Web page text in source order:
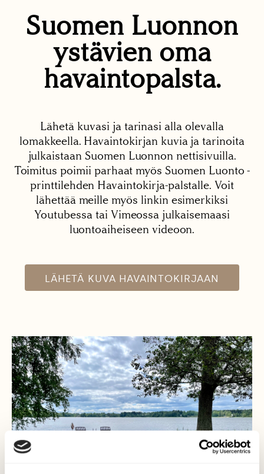
Suomen Luonnon
ystävien oma
havaintopalsta.
Lähetä kuvasi ja tarinasi alla olevalla
lomakkeella. Havaintokirjan kuvia ja tarinoita
julkaistaan Suomen Luonnon nettisivuilla.
Toimitus poimii parhaat myös Suomen Luonto -
printtilehden Havaintokirja-palstalle. Voit
lähettää meille myös linkin esimerkiksi
Youtubessa tai Vimeossa julkaisemaasi
luontoaiheiseen videoon.
LÄHETÄ KUVA HAVAINTOKIRJAAN